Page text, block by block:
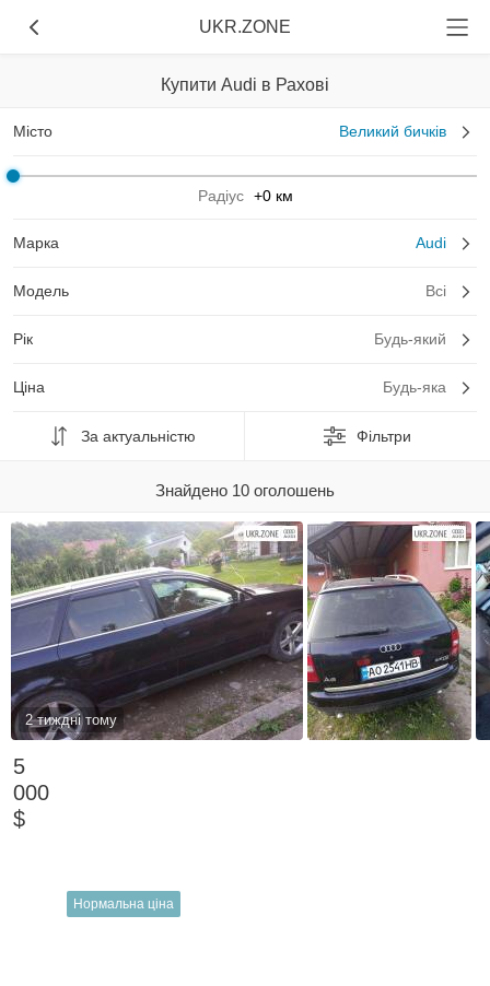
UKR.ZONE
Купити Audi в Рахові
Місто Великий бичків
Радіус +0 км
Марка Audi
Модель Всі
Рік Будь-який
Ціна Будь-яка
За актуальністю Фільтри
Знайдено 10 оголошень
2 тиждні тому
5
000
$
Нормальна ціна